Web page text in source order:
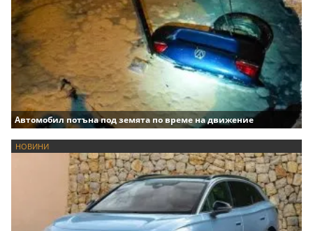
Автомобил потъна под земята по време на движение
НОВИНИ